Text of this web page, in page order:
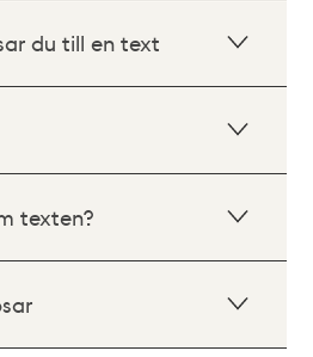
du till en text
texten?